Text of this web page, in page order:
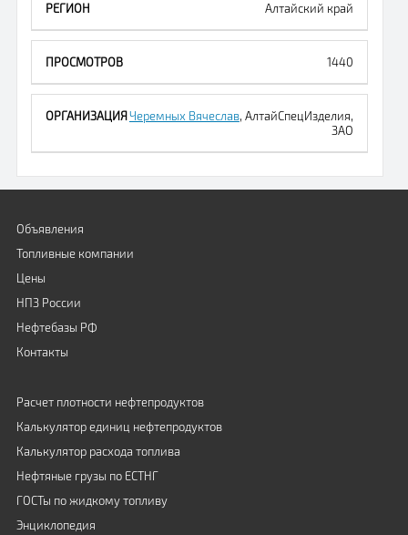
Алтайский край
1440
Черемных Вячеслав, АлтайСпецИзделия,
ЗАО
Объявления
Топливные компании
Цены
НПЗ России
Нефтебазы РФ
Контакты
Расчет плотности нефтепродуктов
Калькулятор единиц нефтепродуктов
Калькулятор расхода топлива
Нефтяные грузы по ЕСТНГ
ГОСТы по жидкому топливу
Энциклопедия